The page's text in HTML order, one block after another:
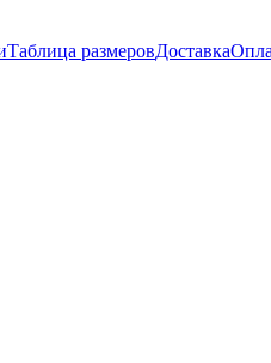
Таблица размеровДоставка